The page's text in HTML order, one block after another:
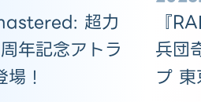
超力
年記念アトラ
！
『
兵団
プ